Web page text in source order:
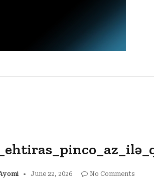
June 22, 2026
No Comments